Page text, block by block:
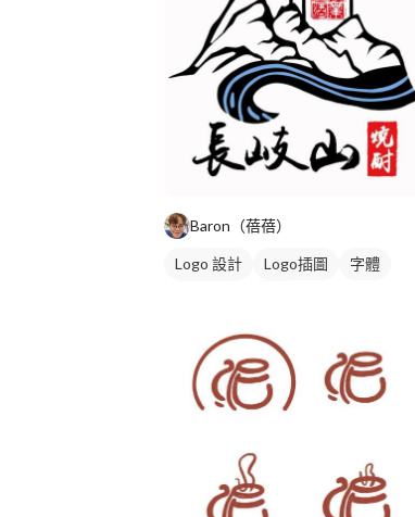
Baron（蓓蓓）
Logo 設計 Logo插圖
字體